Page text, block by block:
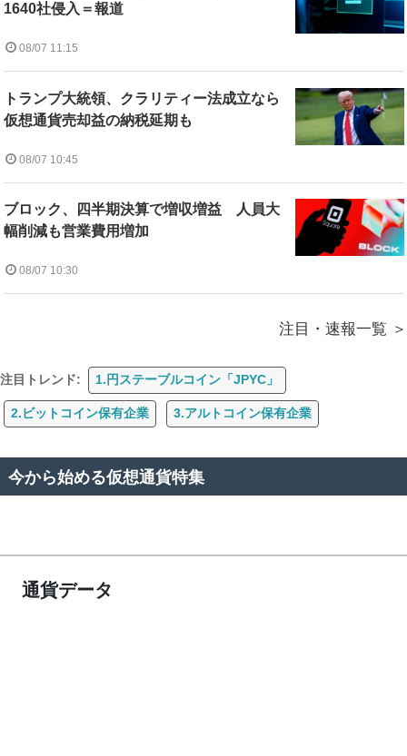
1640社侵入＝報道
08/07 11:15
トランプ大統領、クラリティー法成立なら
仮想通貨売却益の納税延期も
08/07 10:45
ブロック、四半期決算で増収増益 人員大
幅削減も営業費用増加
08/07 10:30
注目・速報一覧
注目トレンド: 1.円ステーブルコイン「JPYC」
2.ビットコイン保有企業 3.アルトコイン保有企業
今から始める仮想通貨特集
通貨データ